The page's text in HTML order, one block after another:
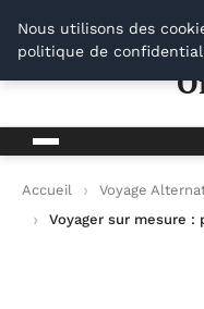
Offways.fr
Accueil
Voyage
Voyager sur mesure :
Nous utilisons des
politique de